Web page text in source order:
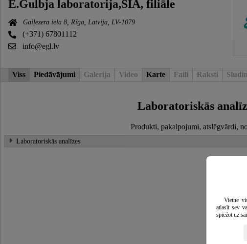
E.Gulbja laboratorija,SIA, filiāle
Gaiļezera iela 8, Rīga, Latvija, LV-1079
(+371) 67801112
info@egl.lv
Viss Piedāvājumi Galerija Video Karte Faili Raksti
Laboratoriskās
Produkti, pakalpojumi, atslēgvārdi,
Laboratoriskās analīzes
Vietne
atlasīt sev
spiežot uz